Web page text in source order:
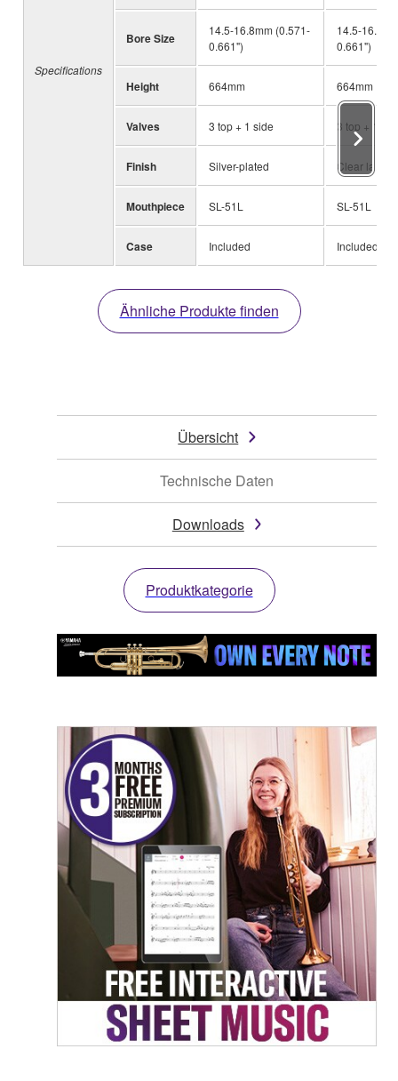
Specifications
Bore Size
14.5-16.8mm (0.571-
0.661")
14.5-
0.661")
Height 664mm 664mm
Valves 3 top + 1 side 3 top + 1
Finish Silver-plated Clear
Mouthpiece SL-51L SL-51L
Case Included Included
Ähnliche Produkte finden
Übersicht
Technische Daten
Downloads
Produktkategorie